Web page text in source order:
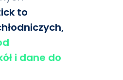
to
i dane do